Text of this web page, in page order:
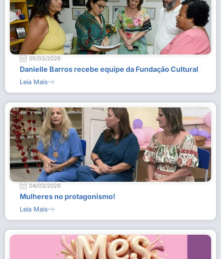
05/03/2026
Danielle Barros recebe equipe da Fundação Cultural
Leia Mais
04/03/2026
Mulheres no protagonismo!
Leia Mais